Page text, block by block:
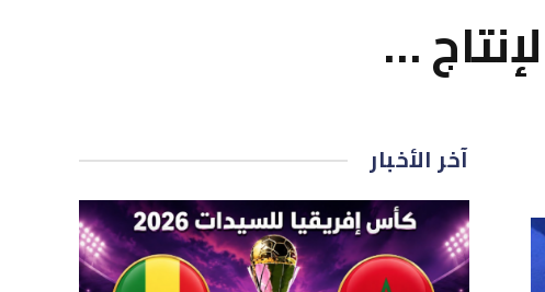
…
آخر الأخبار